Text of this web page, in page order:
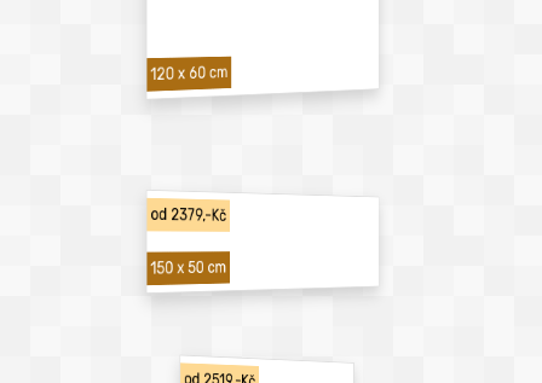
120 x 60 cm
od 2379,-Kč
150 x 50 cm